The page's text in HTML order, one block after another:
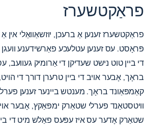
פראַקטשערז
פראַקטשערז זענען אַ ברעכן, יוזשאַוואַלי אין אַ
פּראָסט. עס זענען עטלעכע פאַרשידענע וועגן
די ביין טוט נישט שעדיקן די אַרומיק
בראָך, אָבער אויב די ביין טרערן דורך די
קאַמפּאַונד בראָך. מענטש ביינער זענען
וויטסטאַנד פערלי שטאַרק ימפּאַקץ, אָבער
שטאַרק אָדער עס איז עפּעס פאַלש מיט די